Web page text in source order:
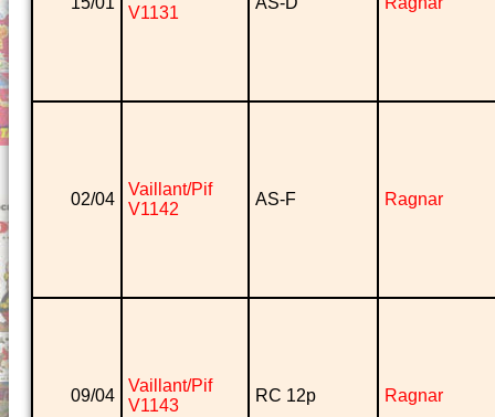
V1131
02/04
Vaillant/Pif
V1142
AS-F Ragnar
09/04
Vaillant/Pif
V1143
RC 12p Ragnar